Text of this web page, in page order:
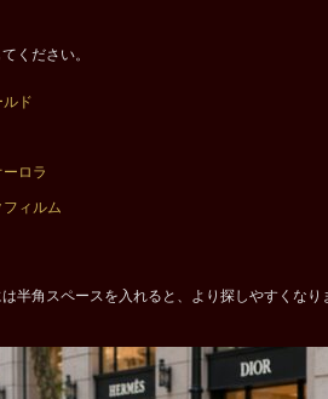
ください。
ルド
ロラ
フィルム
半角スペースを入れると、より探しやすくなり